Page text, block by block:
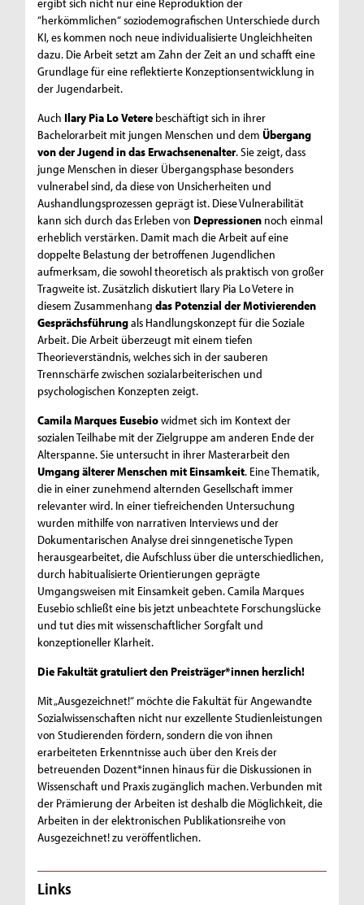
“herkömmlichen“ soziodemografischen Unterschiede durch
KI, es kommen noch neue individualisierte Ungleichheiten
dazu. Die Arbeit setzt am Zahn der Zeit an und schafft eine
Grundlage für eine reflektierte Konzeptionsentwicklung in
der Jugendarbeit.
Auch Ilary Pia Lo Vetere beschäftigt sich in ihrer
Bachelorarbeit mit jungen Menschen und dem Übergang
von der Jugend in das Erwachsenenalter. Sie zeigt, dass
junge Menschen in dieser Übergangsphase besonders
vulnerabel sind, da diese von Unsicherheiten und
Aushandlungsprozessen geprägt ist. Diese Vulnerabilität
kann sich durch das Erleben von Depressionen noch einmal
erheblich verstärken. Damit mach die Arbeit auf eine
doppelte Belastung der betroffenen Jugendlichen
aufmerksam, die sowohl theoretisch als praktisch von großer
Tragweite ist. Zusätzlich diskutiert Ilary Pia Lo Vetere in
diesem Zusammenhangdas Potenzial der Motivierenden
Gesprächsführungals Handlungskonzept für die Soziale
Arbeit. Die Arbeit überzeugt mit einem tiefen
Theorieverständnis, welches sich in der sauberen
Trennschärfe zwischen sozialarbeiterischen und
psychologischen Konzepten zeigt.
Camila Marques Eusebiowidmet sich im Kontext der
sozialen Teilhabe mit der Zielgruppe am anderen Ende der
Alterspanne. Sie untersucht in ihrer Masterarbeit den
Umgang älterer Menschen mit Einsamkeit. Eine Thematik,
die in einer zunehmend alternden Gesellschaft immer
relevanter wird. In einer tiefreichenden Untersuchung
wurden mithilfe von narrativen Interviews und der
Dokumentarischen Analyse drei sinngenetische Typen
herausgearbeitet, die Aufschluss über die unterschiedlichen,
durch habitualisierte Orientierungen geprägte
Umgangsweisen mit Einsamkeit geben. Camila Marques
Eusebio schließt eine bis jetzt unbeachtete Forschungslücke
und tut dies mit wissenschaftlicher Sorgfalt und
konzeptioneller Klarheit.
Die Fakultät gratuliert den Preisträger*innen herzlich!
Mit „Ausgezeichnet!“ möchte die Fakultät für Angewandte
Sozialwissenschaften nicht nur exzellente Studienleistungen
von Studierenden fördern, sondern die von ihnen
erarbeiteten Erkenntnisse auch über den Kreis der
betreuenden Dozent*innen hinaus für die Diskussionen in
Wissenschaft und Praxis zugänglich machen. Verbunden mit
der Prämierung der Arbeiten ist deshalb die Möglichkeit, die
Arbeiten in der elektronischen Publikationsreihe von
Ausgezeichnet! zu veröffentlichen.
Links